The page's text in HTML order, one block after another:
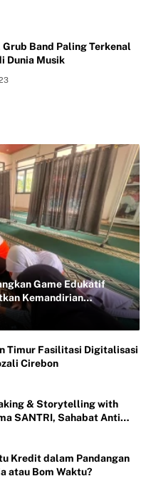
Band Paling Terkenal
Dunia Musik
Game Edukatif
Kemandirian
Anak Hambatan
Timur Fasilitasi Digitalisasi
Cirebon
& Storytelling with
SANTRI, Sahabat Anti
di Kota Depok
Kredit dalam Pandangan
atau Bom Waktu?